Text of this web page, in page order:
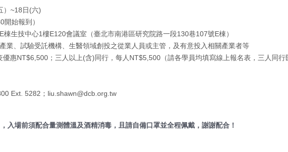
）~18日(六)
始報到）
生技中心1樓E120會議室（臺北市南港區研究院路一段130巷107號E棟）
業、試驗受託機構、生醫領域創投之從業人員或主管，及有意投入相關產業者等
惠NT$6,500；三人以上(含)同行，每人NT$5,500（請各學員均填寫線上報名表，三人同
Ext. 5282；liu.shawn@dcb.org.tw
入場前須配合量測體溫及酒精消毒，且請自備口罩並全程佩戴，謝謝配合！